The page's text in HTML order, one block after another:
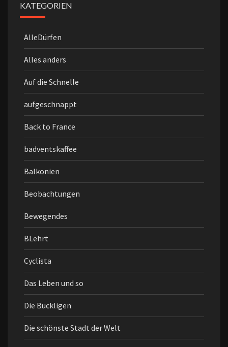
KATEGORIEN
AlleDürfen
Alles anders
Auf die Schnelle
aufgeschnappt
Back to France
badventskaffee
Balkonien
Beobachtungen
Bewegendes
BLehrt
Cyclista
Das Leben und so
Die Buckligen
Die schönste Stadt der Welt